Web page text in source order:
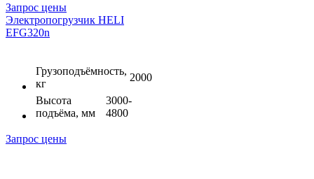
Запрос цены
Электропогрузчик HELI
EFG320n
Грузоподъёмность,
кг
2000
Высота
подъёма, мм
3000-
4800
Запрос цены